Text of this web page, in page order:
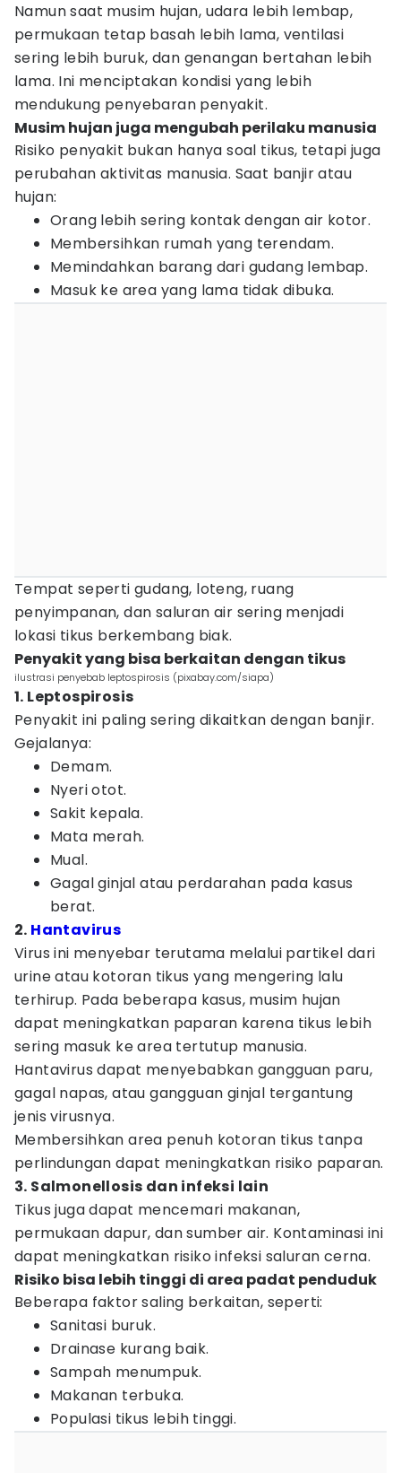
Namun saat musim hujan, udara lebih lembap,
permukaan tetap basah lebih lama, ventilasi
sering lebih buruk, dan genangan bertahan lebih
lama. Ini menciptakan kondisi yang lebih
mendukung penyebaran penyakit.
Musim hujan juga mengubah perilaku manusia
Risiko penyakit bukan hanya soal tikus, tetapi juga
perubahan aktivitas manusia. Saat banjir atau
hujan:
Orang lebih sering kontak dengan air kotor.
Membersihkan rumah yang terendam.
Memindahkan barang dari gudang lembap.
Masuk ke area yang lama tidak dibuka.
Tempat seperti gudang, loteng, ruang
penyimpanan, dan saluran air sering menjadi
lokasi tikus berkembang biak.
Penyakit yang bisa berkaitan dengan tikus
ilustrasi penyebab leptospirosis (pixabay.com/siapa)
1. Leptospirosis
Penyakit ini paling sering dikaitkan dengan banjir.
Gejalanya:
Demam.
Nyeri otot.
Sakit kepala.
Mata merah.
Mual.
Gagal ginjal atau perdarahan pada kasus
berat.
2. Hantavirus
Virus ini menyebar terutama melalui partikel dari
urine atau kotoran tikus yang mengering lalu
terhirup. Pada beberapa kasus, musim hujan
dapat meningkatkan paparan karena tikus lebih
sering masuk ke area tertutup manusia.
Hantavirus dapat menyebabkan gangguan paru,
gagal napas, atau gangguan ginjal tergantung
jenis virusnya.
Membersihkan area penuh kotoran tikus tanpa
perlindungan dapat meningkatkan risiko paparan.
3. Salmonellosis dan infeksi lain
Tikus juga dapat mencemari makanan,
permukaan dapur, dan sumber air. Kontaminasi ini
dapat meningkatkan risiko infeksi saluran cerna.
Risiko bisa lebih tinggi di area padat penduduk
Beberapa faktor saling berkaitan, seperti:
Sanitasi buruk.
Drainase kurang baik.
Sampah menumpuk.
Makanan terbuka.
Populasi tikus lebih tinggi.